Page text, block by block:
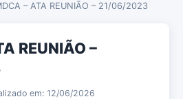
– ATA REUNIÃO – 21/06/2023
REUNIÃO –
em: 12/06/2026